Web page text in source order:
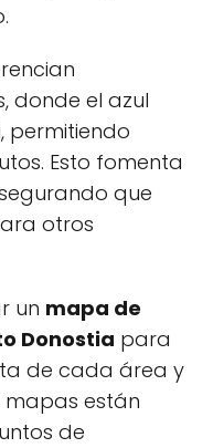
donde el azul
permitiendo
Esto fomenta
que
otros
un mapa de
Donostia para
de cada área y
mapas están
de